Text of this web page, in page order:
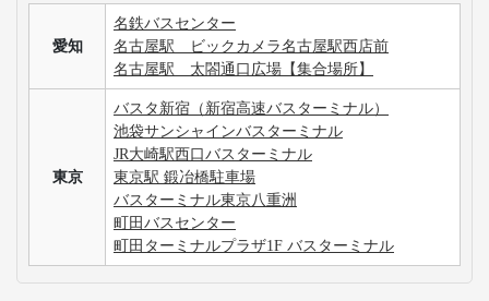
愛知
名鉄バスセンター
名古屋駅 ビックカメラ名古屋駅西店前
名古屋駅 太閤通口広場【集合場所】
東京
バスタ新宿（新宿高速バスターミナル）
池袋サンシャインバスターミナル
JR大崎駅西口バスターミナル
東京駅 鍛冶橋駐車場
バスターミナル東京八重洲
町田バスセンター
町田ターミナルプラザ1F バスターミナル